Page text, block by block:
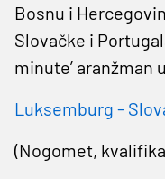
Bosnu i
Slovačke i
minute’ aranžman
Luksemburg -
(Nogomet,